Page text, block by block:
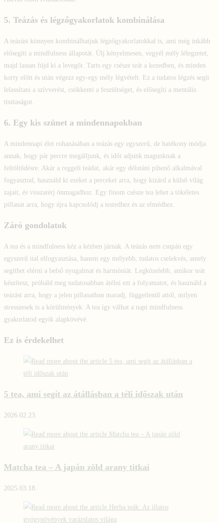
5. Teázás és légzőgyakorlatok kombinálása
A teázást könnyen kombinálhatjuk légzőgyakorlatokkal is, ami még inkább
elősegíti a mindfulness állapotát. Ülj kényelmesen, vegyél mély lélegzetet,
majd lassan fújd ki a levegőt. Tarts egy csésze teát a kezedben, és minden
korty előtt és után végezz egy-egy mély légvételt. Ez a tudatos légzés segít
lelassítani a szívverést, csökkenti a feszültséget, és elősegíti a mentális
tisztaságot.
6. Egy kis szünet a mindennapokban
A mindennapi élet rohanásában a teázás egy egyszerű, de hatékony módja
annak, hogy pár percre megálljunk, és időt adjunk magunknak a
feltöltődésre. Akár a reggeli teádat, akár egy délutáni pihenő alkalmával
fogyasztod, használd ki ezeket a perceket arra, hogy kizárd a külső világ
zajait, és visszatérj önmagadhoz. Egy finom csésze tea lehet a tökéletes
pillanat arra, hogy újra kapcsolódj a testedhez és az elmédhez.
Záró gondolatok
A tea és a mindfulness kéz a kézben járnak. A teázás nem csupán egy
egyszerű ital elfogyasztása, hanem egy mélyebb, tudatos cselekvés, amely
segíthet elérni a belső nyugalmat és harmóniát. Legközelebb, amikor teát
készítesz, próbáld meg tudatosabban átélni ezt a folyamatot, és használd a
teázást arra, hogy a jelen pillanatban maradj, függetlenül attól, milyen
stresszesek is a körülmények. A tea így válhat a napi mindfulness
gyakorlatod egyik alapkövévé.
Ez is érdekelhet
5 tea, ami segít az átállásban a téli időszak után
2026.02.23.
Matcha tea – A japán zöld arany titkai
2025.03.18.